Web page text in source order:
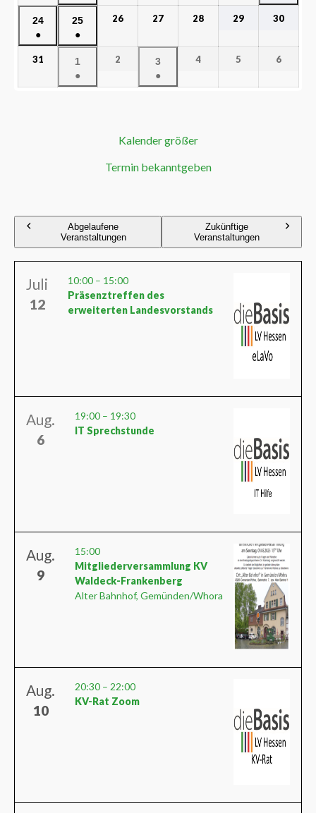
24
●
25
●
26 27 28 29 30
31
1
●
2
3
●
4 5 6
Kalender größer
Termin bekanntgeben
Abgelaufene
Veranstaltungen
Zukünftige
Veranstaltungen
Juli
12
10:00 – 15:00
Präsenztreffen des
erweiterten Landesvorstands
Aug.
6
19:00 – 19:30
IT Sprechstunde
Aug.
9
15:00
Mitgliederversammlung KV
Waldeck-Frankenberg
Alter Bahnhof, Gemünden/Whora
Aug.
10
20:30 – 22:00
KV-Rat Zoom